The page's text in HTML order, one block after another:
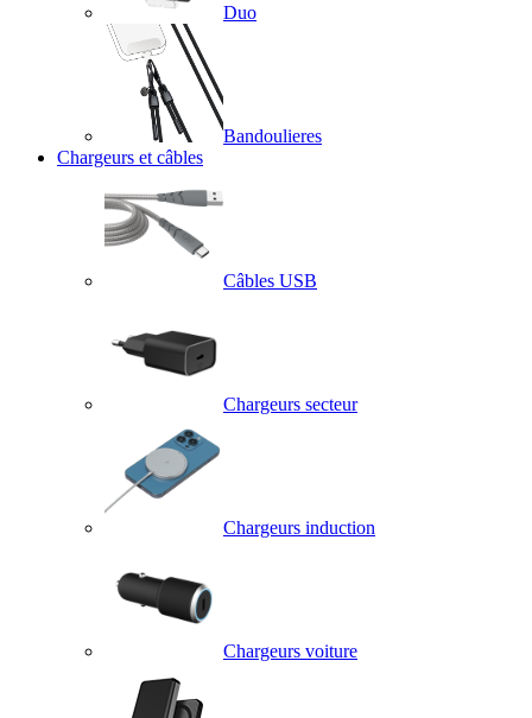
Duo
Bandoulieres
Chargeurs et câbles
Câbles USB
Chargeurs secteur
Chargeurs induction
Chargeurs voiture